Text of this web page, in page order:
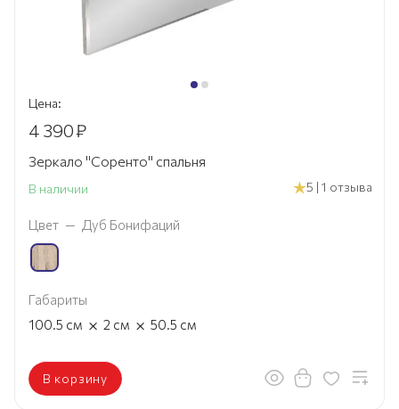
Цена:
4 390₽
Зеркало "Соренто" спальня
В наличии 5 | 1 отзыва
Цвет — Дуб Бонифаций
Габариты
100.5 см × 2 см × 50.5 см
В корзину